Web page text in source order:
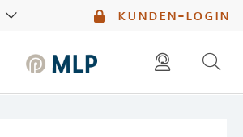
kunden-login